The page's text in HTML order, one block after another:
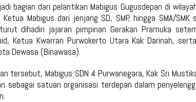
bagian dari pelantikan Mabigus Gugusdepan di
Mabigus dari jenjang SD, SMP, hingga SMA/
dihadiri jajaran pimpinan Gerakan Pramuka
Ketua Kwarran Purwokerto Utara Kak Darinah,
Dewasa (Binawasa).
tersebut, Mabigus SDN 4 Purwanegara, Kak Sri
sebagai satuan organisasi terdepan dalam